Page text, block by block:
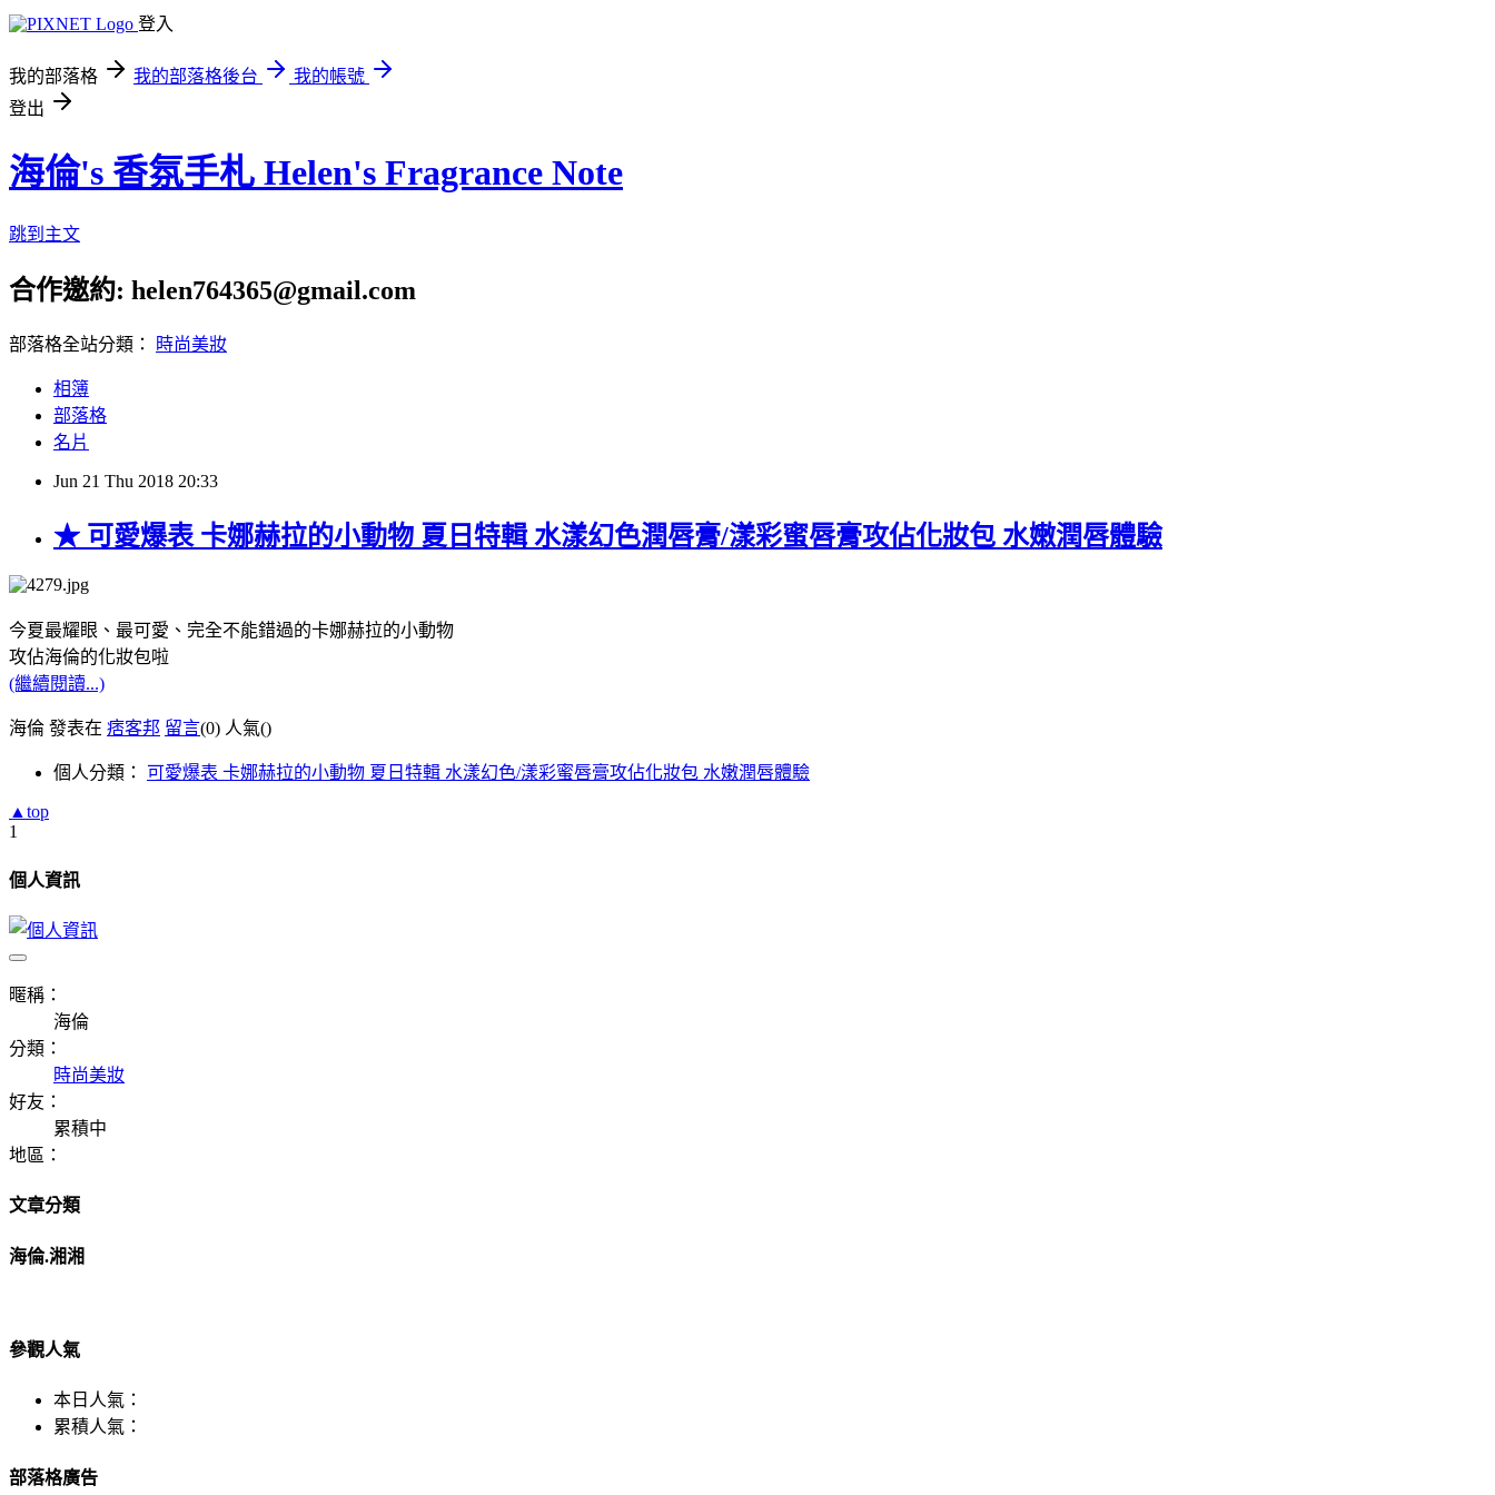
登入
我的部落格 我的部落格後台
我的帳號
登出
海倫's 香氛手札 Helen's Fragrance Note
跳到主文
合作邀約: helen764365@gmail.com
部落格全站分類： 時尚美妝
相簿
部落格
名片
Jun 21 Thu 2018 20:33
★ 可愛爆表 卡娜赫拉的小動物 夏日特輯 水漾幻色潤唇膏/漾彩蜜唇膏攻佔化妝包 水嫩潤唇體驗
今夏最耀眼、最可愛、完全不能錯過的卡娜赫拉的小動物
攻佔海倫的化妝包啦
(繼續閱讀...)
海倫 發表在 痞客邦 留言(0) 人氣()
個人分類： 可愛爆表 卡娜赫拉的小動物 夏日特輯 水漾幻色/漾彩蜜唇膏攻佔化妝包 水嫩潤唇體驗
▲top
1
個人資訊
暱稱：
海倫
分類：
時尚美妝
好友：
累積中
地區：
文章分類
海倫.湘湘
參觀人氣
本日人氣：
累積人氣：
部落格廣告